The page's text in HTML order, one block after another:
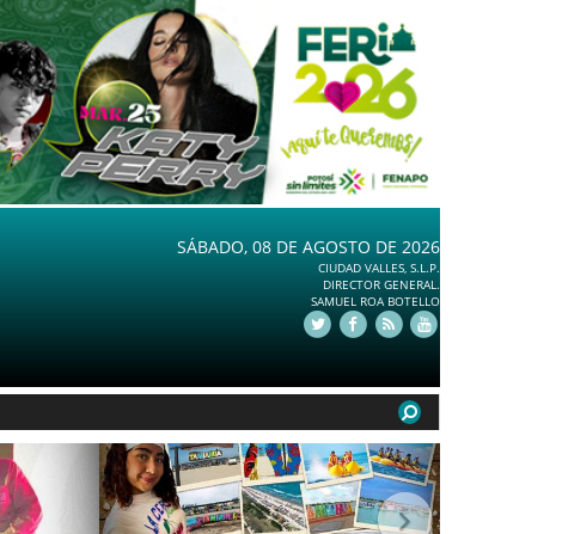
SÁBADO, 08 DE AGOSTO DE 2026
CIUDAD VALLES, S.L.P.
DIRECTOR GENERAL.
SAMUEL ROA BOTELLO